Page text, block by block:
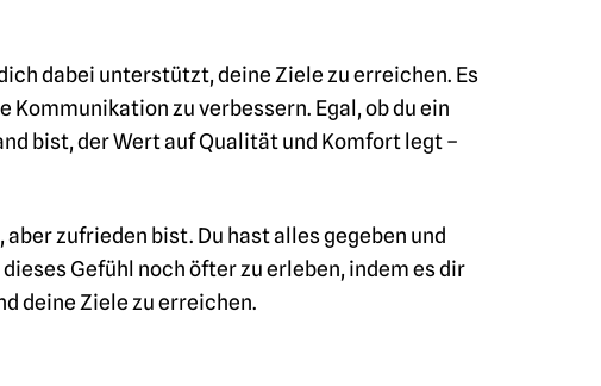
dabei unterstützt, deine Ziele zu erreichen. Es
zu verbessern. Egal, ob du ein
bist, der Wert auf Qualität und Komfort legt –
zufrieden bist. Du hast alles gegeben und
Gefühl noch öfter zu erleben, indem es dir
deine Ziele zu erreichen.